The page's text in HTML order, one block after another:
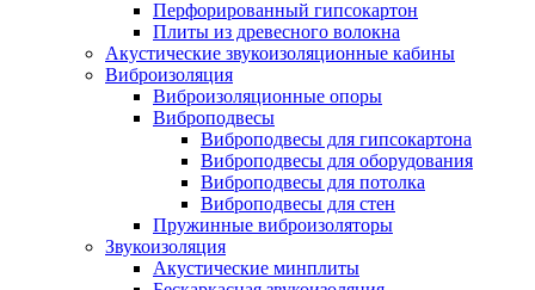
Перфорированный гипсокартон
Плиты из древесного волокна
Акустические звукоизоляционные кабины
Виброизоляция
Виброизоляционные опоры
Виброподвесы
Виброподвесы для гипсокартона
Виброподвесы для оборудования
Виброподвесы для потолка
Виброподвесы для стен
Пружинные виброизоляторы
Звукоизоляция
Акустические минплиты